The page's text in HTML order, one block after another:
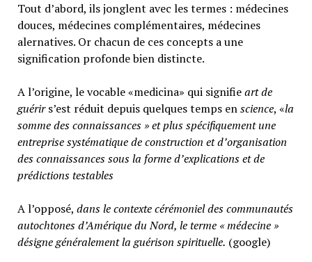
Tout d’abord, ils jonglent avec les termes : médecines
douces, médecines complémentaires, médecines
alernatives. Or chacun de ces concepts a une
signification profonde bien distincte.
A l’origine, le vocable «medicina» qui signifieart de
guérirs’est réduit depuis quelques temps enscience, «la
somme des connaissances » et plus spécifiquement une
entreprise systématique de construction et d’organisation
des connaissances sous la forme d’explications et de
prédictions testables
A l’opposé, dans le contexte cérémoniel des communautés
autochtones d’Amérique du Nord, le terme « médecine »
désigne généralementla guérison spirituelle. (google)